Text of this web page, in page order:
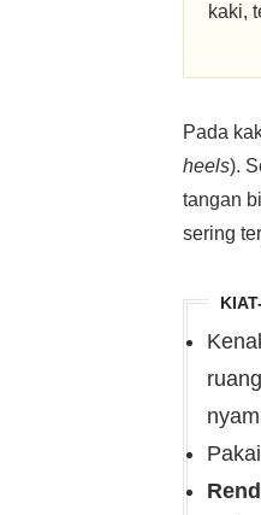
kaki,
Pada
heels).
tangan
sering
Pakai